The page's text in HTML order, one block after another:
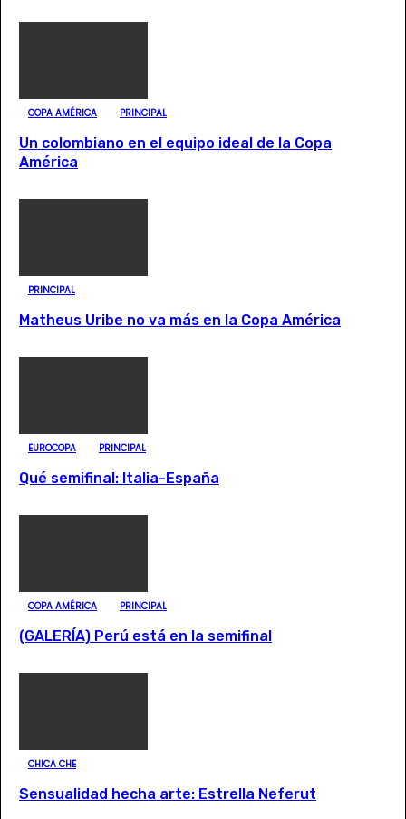
COPA AMÉRICA PRINCIPAL
Un colombiano en el equipo ideal de la Copa
América
PRINCIPAL
Matheus Uribe no va más en la Copa América
EUROCOPA PRINCIPAL
Qué semifinal: Italia-España
COPA AMÉRICA PRINCIPAL
(GALERÍA) Perú está en la semifinal
CHICA CHE
Sensualidad hecha arte: Estrella Neferut